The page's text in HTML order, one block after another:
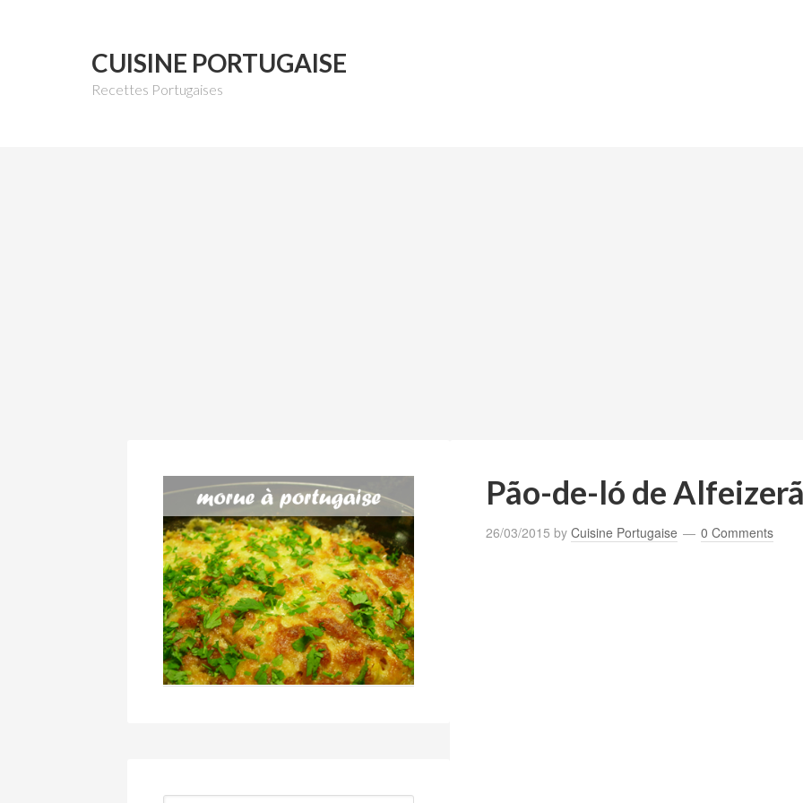
CUISINE PORTUGAISE
Recettes Portugaises
Pão-de-ló de
26/03/2015 by Cuisine Portugaise 0 Comments